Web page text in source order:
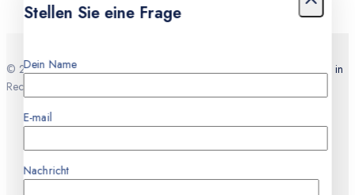
© 2026 Teknocell Handy Reparatur, An und Verkauf Express Service in
Recklinghausen
Stellen Sie eine Frage
Dein Name
E-mail
Nachricht